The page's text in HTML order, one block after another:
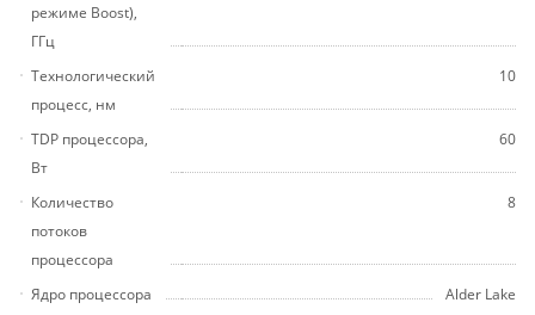
режиме Boost),
ГГц
Технологический
процесс, нм
10
TDP процессора,
Вт
60
Количество
потоков
процессора
8
Ядро процессора
Alder Lake